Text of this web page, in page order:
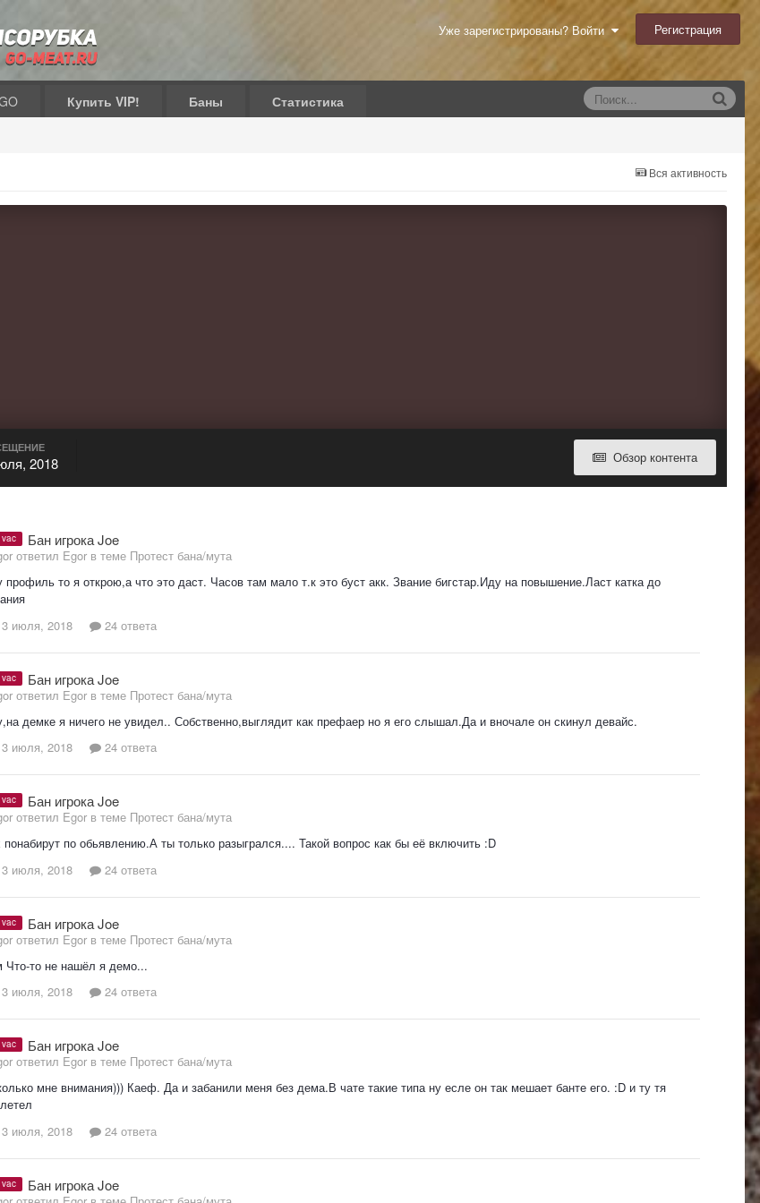
Уже зарегистрированы? Войти Регистрация
Купить VIP! Баны Статистика
Вся активность
Обзор контента
2018
vac Бан игрока Joe
ответил Egor в теме Протест бана/мута
профиль то я открою,а что это даст. Часов там мало т.к это буст акк. Звание бигстар.Иду на повышение.Ласт катка до
3 июля, 2018
24 ответа
vac Бан игрока Joe
ответил Egor в теме Протест бана/мута
демке я ничего не увидел.. Собственно,выглядит как префаер но я его слышал.Да и вночале он скинул девайс.
3 июля, 2018
24 ответа
vac Бан игрока Joe
ответил Egor в теме Протест бана/мута
понабирут по обьявлению.А ты только разыгрался.... Такой вопрос как бы её включить :D
3 июля, 2018
24 ответа
vac Бан игрока Joe
ответил Egor в теме Протест бана/мута
Что-то не нашёл я демо...
3 июля, 2018
24 ответа
vac Бан игрока Joe
ответил Egor в теме Протест бана/мута
мне внимания))) Каеф. Да и забанили меня без дема.В чате такие типа ну есле он так мешает банте его. :D и ту тя
3 июля, 2018
24 ответа
vac Бан игрока Joe